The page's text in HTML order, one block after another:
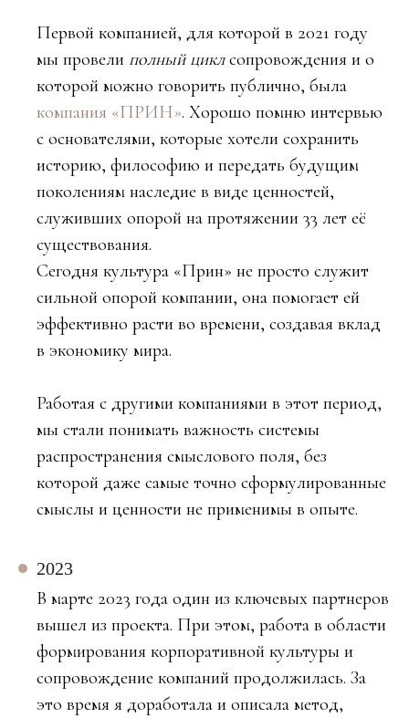
Первой компанией, для которой в 2021 году
мы провели полный циклсопровождения и о
которой можно говорить публично, была
компания «ПРИН». Хорошо помню интервью
с основателями, которые хотели сохранить
историю, философию и передать будущим
поколениям наследие в виде ценностей,
служивших опорой на протяжении 33 лет её
существования.
Сегодня культура «Прин» не просто служит
сильной опорой компании, она помогает ей
эффективно расти во времени, создавая вклад
в экономику мира.
Работая с другими компаниями в этот период,
мы стали понимать важность системы
распространения смыслового поля, без
которой даже самые точно сформулированные
смыслы и ценности не применимы в опыте.
2023
В марте 2023 года один из ключевых партнеров
вышел из проекта. При этом, работа в области
формирования корпоративной культуры и
сопровождение компаний продолжилась. За
это время я доработала и описала метод,